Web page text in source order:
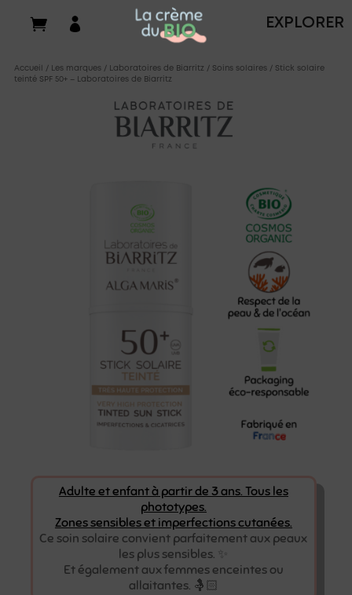
EXPLORER

Accueil / Les marques / Laboratoires de Biarritz / Soins solaires / Stick solaire
teinté SPF 50+ – Laboratoires de Biarritz
Adulte et enfant à partir de 3 ans. Tous les
phototypes.
Zones sensibles et imperfections cutanées.
Ce soin solaire convient parfaitement aux peaux
les plus sensibles. ✨
Et également aux femmes enceintes ou
allaitantes. 🤱🏻